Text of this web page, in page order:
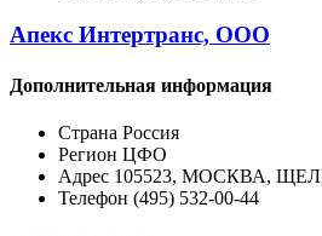
Апекс Интертранс, ООО
Дополнительная информация
Страна Россия
Регион ЦФО
Адрес 105523, МОСКВА,
Телефон (495) 532-00-44